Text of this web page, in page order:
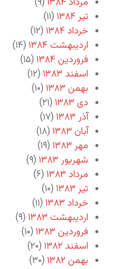
تیر ۱۳۸۴
(۱۱)
خرداد ۱۳۸۴
(۱۲)
اردیبهشت ۱۳۸۴
(۱۴)
فروردین ۱۳۸۴
(۱۵)
اسفند ۱۳۸۳
(۱۲)
بهمن ۱۳۸۳
(۱۰)
دی ۱۳۸۳
(۲۱)
آذر ۱۳۸۳
(۱۷)
آبان ۱۳۸۳
(۱۸)
مهر ۱۳۸۳
(۱۹)
شهریور ۱۳۸۳
(۹)
مرداد ۱۳۸۳
(۶)
تیر ۱۳۸۳
(۱۰)
خرداد ۱۳۸۳
(۱۱)
اردیبهشت ۱۳۸۳
(۹)
فروردین ۱۳۸۳
(۱۰)
اسفند ۱۳۸۲
(۲۰)
بهمن ۱۳۸۲
(۳۰)